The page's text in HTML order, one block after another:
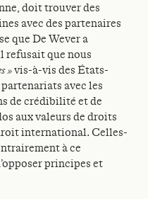
doit trouver des
avec des partenaires
que De Wever a
refusait que nous
»vis-à-vis des États-
avec les
de crédibilité et de
aux valeurs de droits
international. Celles-
à ce
principes et